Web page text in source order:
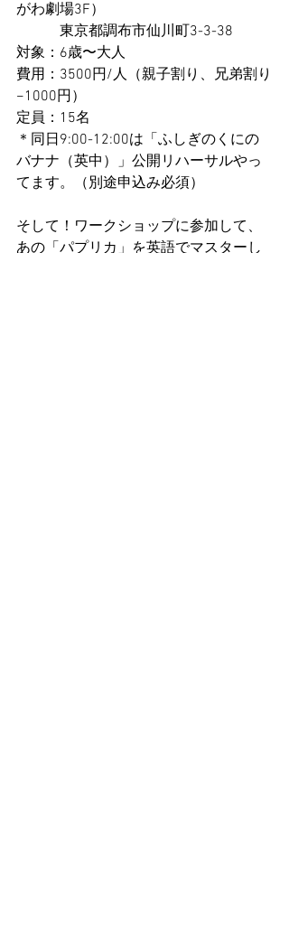
がわ劇場3F）
東京都調布市仙川町3-3-38
対象：6歳〜大人
費用：3500円/人（親子割り、兄弟割り
−1000円）
定員：15名
​​＊同日9:00-12:00は「ふしぎのくにの
バナナ（英中）」公開リハーサルやっ
てます。（別途申込み必須）
そして！ワークショップに参加して、
あの「パプリカ」を英語でマスターし